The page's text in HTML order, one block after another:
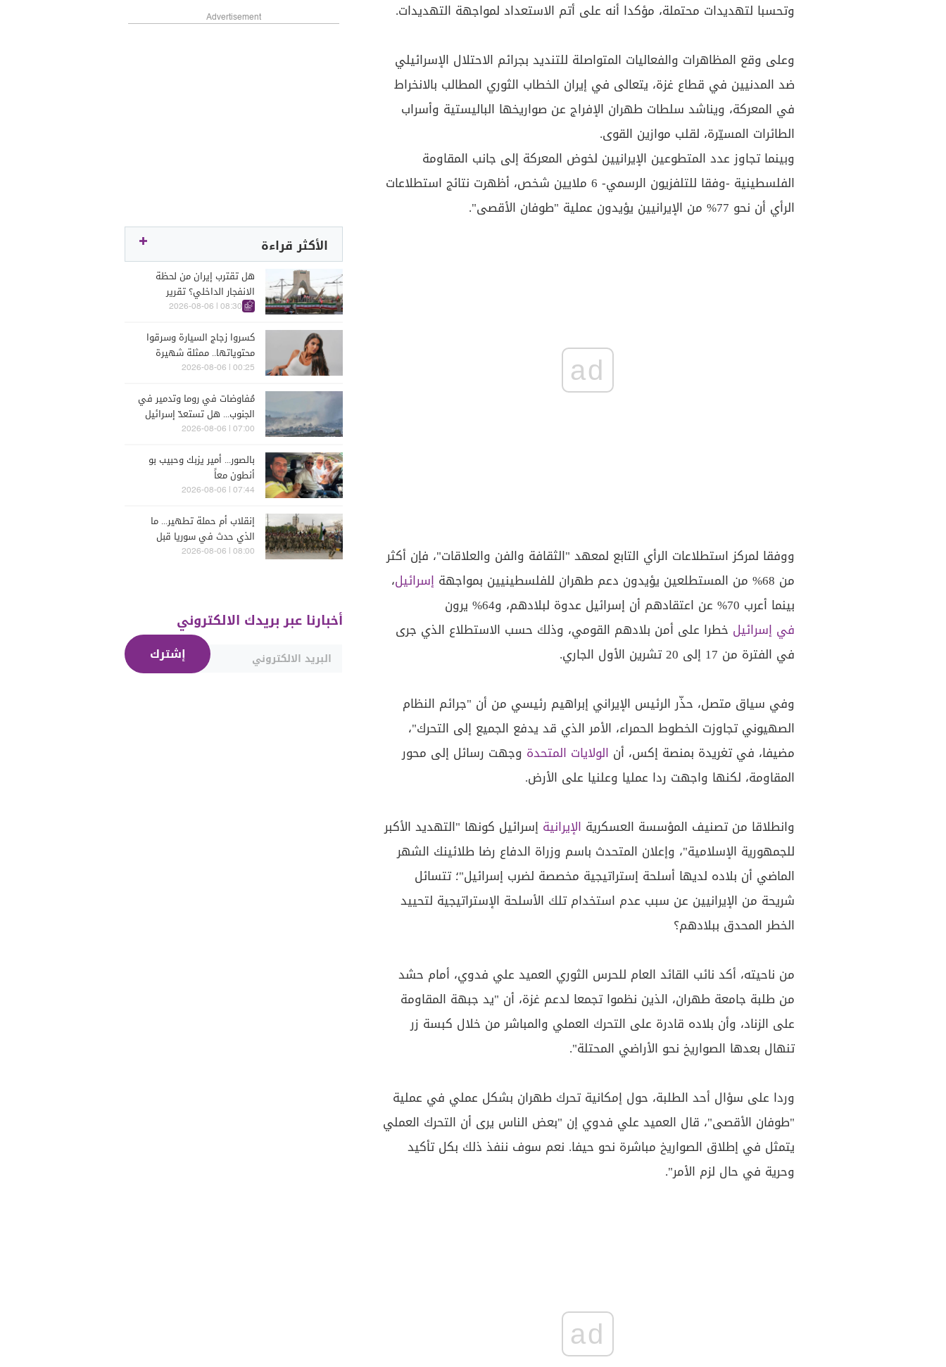
وتحسبا لتهديدات محتملة، مؤكدا أنه على أتم الاستعداد لمواجهة التهديدات.
وعلى وقع المظاهرات والفعاليات المتواصلة للتنديد بجرائم الاحتلال الإسرائيلي
ضد المدنيين في قطاع غزة، يتعالى في إيران الخطاب الثوري المطالب بالانخراط
في المعركة، ويناشد سلطات طهران الإفراج عن صواريخها الباليستية وأسراب
الطائرات المسيّرة، لقلب موازين القوى.
وبينما تجاوز عدد المتطوعين الإيرانيين لخوض المعركة إلى جانب المقاومة
الفلسطينية -وفقا للتلفزيون الرسمي- 6 ملايين شخص، أظهرت نتائج استطلاعات
الرأي أن نحو 77% من الإيرانيين يؤيدون عملية "طوفان الأقصى".
ad
ووفقا لمركز استطلاعات الرأي التابع لمعهد "الثقافة والفن والعلاقات"، فإن أكثر
من 68% من المستطلعين يؤيدون دعم طهران للفلسطينيين بمواجهة
إسرائيل،
بينما أعرب 70% عن اعتقادهم أن إسرائيل عدوة لبلادهم، و64% يرون
في إسرائيل خطرا على أمن بلادهم القومي، وذلك حسب الاستطلاع الذي جرى
في الفترة من 17 إلى 20 تشرين الأول الجاري.
وفي سياق متصل، حذّر الرئيس الإيراني إبراهيم رئيسي من أن "جرائم النظام
الصهيوني تجاوزت الخطوط الحمراء، الأمر الذي قد يدفع الجميع إلى التحرك"،
مضيفا، في تغريدة بمنصة إكس، أن الولايات المتحدة وجهت رسائل إلى محور
المقاومة، لكنها واجهت ردا عمليا وعلنيا على الأرض.
وانطلاقا من تصنيف المؤسسة العسكرية الإيرانية إسرائيل كونها "التهديد الأكبر
للجمهورية الإسلامية"، وإعلان المتحدث باسم وزراة الدفاع رضا طلائينك الشهر
الماضي أن بلاده لديها أسلحة إستراتيجية مخصصة لضرب إسرائيل"؛ تتسائل
شريحة من الإيرانيين عن سبب عدم استخدام تلك الأسلحة الإستراتيجية لتحييد
الخطر المحدق ببلادهم؟
من ناحيته، أكد نائب القائد العام للحرس الثوري العميد علي فدوي، أمام حشد
من طلبة جامعة طهران، الذين نظموا تجمعا لدعم غزة، أن "يد جبهة المقاومة
على الزناد، وأن بلاده قادرة على التحرك العملي والمباشر من خلال كبسة زر
تنهال بعدها الصواريخ نحو الأراضي المحتلة".
وردا على سؤال أحد الطلبة، حول إمكانية تحرك طهران بشكل عملي في عملية
"طوفان الأقصى"، قال العميد علي فدوي إن "بعض الناس يرى أن التحرك العملي
يتمثل في إطلاق الصواريخ مباشرة نحو حيفا. نعم سوف ننفذ ذلك بكل تأكيد
وحرية في حال لزم الأمر".
ad
Advertisement
الأكثر قراءة
هل تقترب إيران من لحظة
الانفجار الداخلي؟ تقرير
اسرائيلي يكشف الكواليس
08:30 | 2026-08-06
كسروا زجاج السيارة وسرقوا
محتوياتها.. ممثلة شهيرة
تتعرّض للسرقة في الرملة
00:25 | 2026-08-06
مُفاوضات في روما وتدمير في
الجنوب... هل تستعدّ إسرائيل
للحرب؟
07:00 | 2026-08-06
بالصور... أمير يزبك وحبيب بو
أنطون معاً
07:44 | 2026-08-06
إنقلاب أم حملة تطهير... ما
الذي حدث في سوريا قبل
يومين؟
08:00 | 2026-08-06
أخبارنا عبر بريدك الالكتروني
إشترك